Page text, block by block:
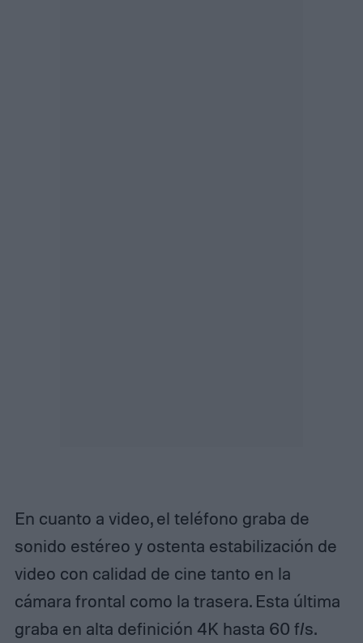
En cuanto a video, el teléfono graba de
sonido estéreo y ostenta estabilización de
video con calidad de cine tanto en la
cámara frontal como la trasera. Esta última
graba en alta definición 4K hasta 60 f/s.